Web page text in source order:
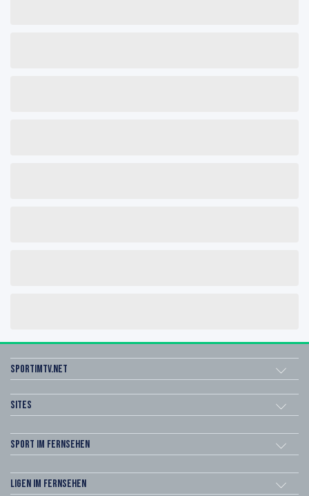
sportimtv.net
Sites
Sport im Fernsehen
Ligen im Fernsehen